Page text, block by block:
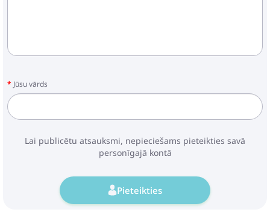
Jūsu vārds
Lai publicētu atsauksmi, nepieciešams pieteikties savā
personīgajā kontā
Pieteikties